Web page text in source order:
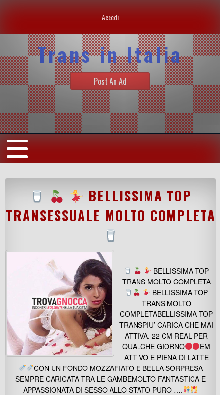
Accedi
Trans in Italia
Post An Ad
BELLISSIMA TOP
TRANSESSUALE MOLTO COMPLETA
BELLISSIMA TOP
TRANS MOLTO COMPLETA
BELLISSIMA TOP
TRANS MOLTO
COMPLETABELLISSIMA TOP
TRANSPIU’ CARICA CHE MAI
ATTIVA. 22 CM REALIPER
QUALCHE GIORNO
EM
ATTIVO E PIENA DI LATTE
CON UN FONDO MOZZAFIATO E BELLA SORPRESA
SEMPRE CARICATA TRA LE GAMBEMOLTO FANTASTICA E
APPASSIONATA DI SESSO ALLO STATO PURO ….